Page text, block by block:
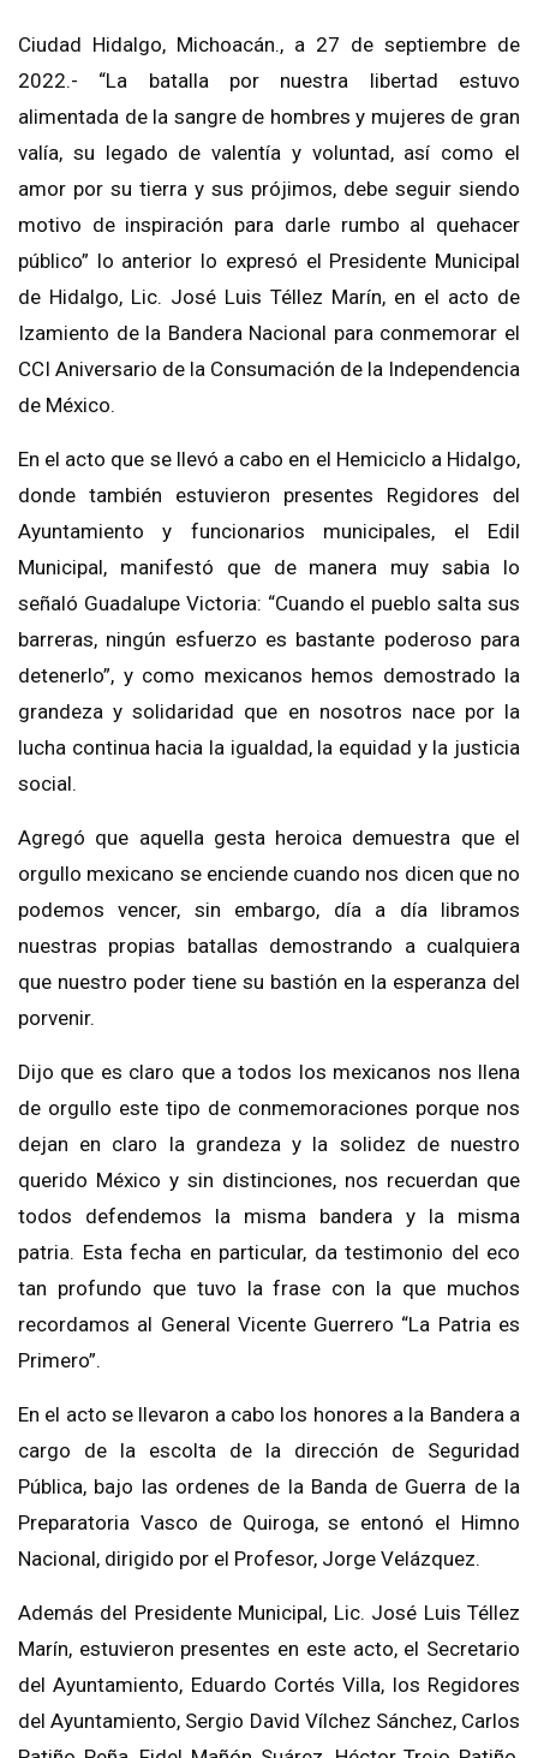
Ciudad Hidalgo, Michoacán., a 27 de septiembre de
2022.- “La batalla por nuestra libertad estuvo
alimentada de la sangrede hombres y mujeres de gran
valía, su legado de valentía y voluntad, así como el
amor por su tierra y sus prójimos, debe seguir siendo
motivo de inspiración para darle rumbo al quehacer
público” lo anterior lo expresó el Presidente Municipal
de Hidalgo, Lic. José Luis Téllez Marín, en el acto de
Izamiento de la Bandera Nacional para conmemorar el
CCI Aniversario de la Consumación de la Independencia
de México.
En el acto que se llevó a cabo en el Hemiciclo a Hidalgo,
donde también estuvieron presentes Regidores del
Ayuntamiento y funcionarios municipales, el Edil
Municipal, manifestó que de manera muy sabia lo
señaló Guadalupe Victoria: “Cuando el pueblo salta sus
barreras, ningún esfuerzo es bastante poderoso para
detenerlo”, y como mexicanos hemos demostrado la
grandeza y solidaridad que en nosotros nace por la
lucha continua hacia la igualdad, la equidad y la justicia
social.
Agregó que aquella gesta heroica demuestra que el
orgullo mexicano se enciende cuando nos dicen que no
podemos vencer, sin embargo, día a día libramos
nuestras propias batallas demostrando a cualquiera
que nuestro poder tiene su bastión en la esperanza del
porvenir.
Dijo que es claro que a todos los mexicanos nos llena
de orgullo este tipo de conmemoraciones porque nos
dejan en claro la grandeza y la solidez de nuestro
querido México y sin distinciones, nos recuerdan que
todos defendemos la misma bandera y la misma
patria. Esta fecha en particular, da testimonio del eco
tan profundo que tuvo la frase con la que muchos
recordamos al General Vicente Guerrero “La Patria es
Primero”.
En el acto se llevaron a cabo los honores a la Bandera a
cargo de la escolta de la dirección de Seguridad
Pública, bajo las ordenes de la Banda de Guerra de la
Preparatoria Vasco de Quiroga, se entonó el Himno
Nacional, dirigido por el Profesor, Jorge Velázquez.
Además del Presidente Municipal, Lic. José Luis Téllez
Marín, estuvieron presentes en este acto, el Secretario
del Ayuntamiento, Eduardo Cortés Villa, los Regidores
del Ayuntamiento, Sergio David Vílchez Sánchez, Carlos